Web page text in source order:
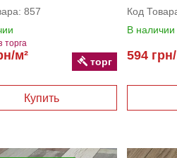
857
торга
м² торг
Код
В наличии
594